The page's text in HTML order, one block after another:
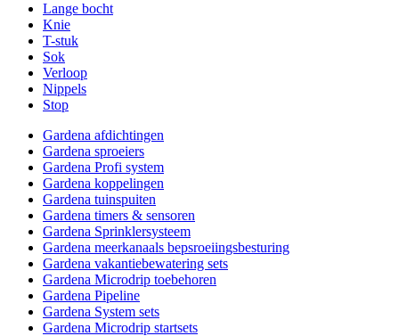
Lange bocht
Knie
T-stuk
Sok
Verloop
Nippels
Stop
Gardena afdichtingen
Gardena sproeiers
Gardena Profi system
Gardena koppelingen
Gardena tuinspuiten
Gardena timers & sensoren
Gardena Sprinklersysteem
Gardena meerkanaals bepsroeiingsbesturing
Gardena vakantiebewatering sets
Gardena Microdrip toebehoren
Gardena Pipeline
Gardena System sets
Gardena Microdrip startsets